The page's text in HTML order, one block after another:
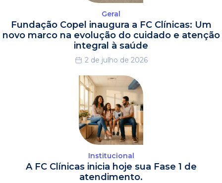
Geral
Fundação Copel inaugura a FC Clínicas: Um
novo marco na evolução do cuidado e atenção
integral à saúde
2 de julho de 2026
Institucional
A FC Clínicas inicia hoje sua Fase 1 de
atendimento.